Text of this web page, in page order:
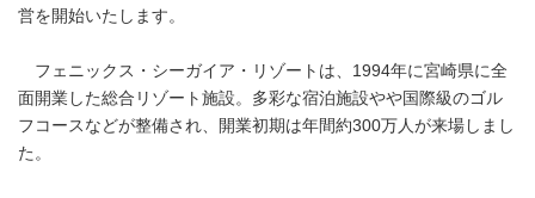
営を開始いたします。
フェニックス・シーガイア・リゾートは、1994年に宮崎県に全
面開業した総合リゾート施設。多彩な宿泊施設やや国際級のゴル
フコースなどが整備され、開業初期は年間約300万人が来場しまし
た。